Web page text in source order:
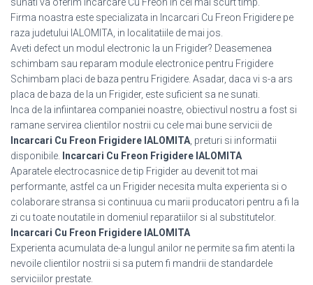
Firma noastra este specializata in Incarcari Cu Freon Frigidere pe
raza judetului IALOMITA, in localitatiile de mai jos.
Aveti defect un modul electronic la un Frigider? Deasemenea
schimbam sau reparam module electronice pentru Frigidere
Schimbam placi de baza pentru Frigidere. Asadar, daca vi s-a ars
placa de baza de la un Frigider, este suficient sa ne sunati.
Inca de la infiintarea companiei noastre, obiectivul nostru a fost si
ramane servirea clientilor nostrii cu cele mai bune servicii de
Incarcari Cu Freon Frigidere IALOMITA , preturi si informatii
disponibile.
Incarcari Cu Freon Frigidere IALOMITA
Aparatele electrocasnice de tip Frigider au devenit tot mai
performante, astfel ca un Frigider necesita multa experienta si o
colaborare stransa si continuua cu marii producatori pentru a fi la
zi cu toate noutatile in domeniul reparatiilor si al substitutelor.
Incarcari Cu Freon Frigidere IALOMITA
Experienta acumulata de-a lungul anilor ne permite sa fim atenti la
nevoile clientilor nostrii si sa putem fi mandrii de standardele
serviciilor prestate.